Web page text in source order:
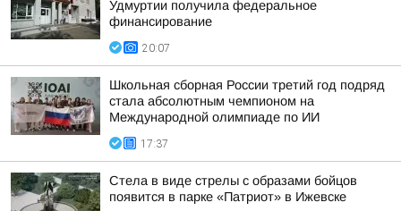
Удмуртии получила федеральное
финансирование
20:07
Школьная сборная России третий год подряд
стала абсолютным чемпионом на
Международной олимпиаде по ИИ
17:37
Стела в виде стрелы с образами бойцов
появится в парке «Патриот» в Ижевске